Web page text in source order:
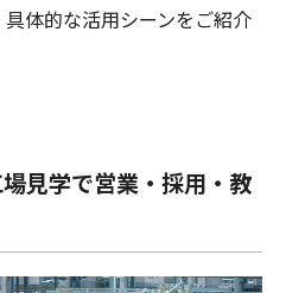
体的な活用シーンをご紹介
見学で営業・採用・教